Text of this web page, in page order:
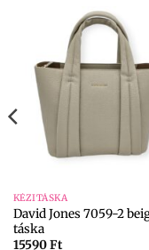
KÉZITÁSKA
David Jones 7059-2
táska
15590Ft